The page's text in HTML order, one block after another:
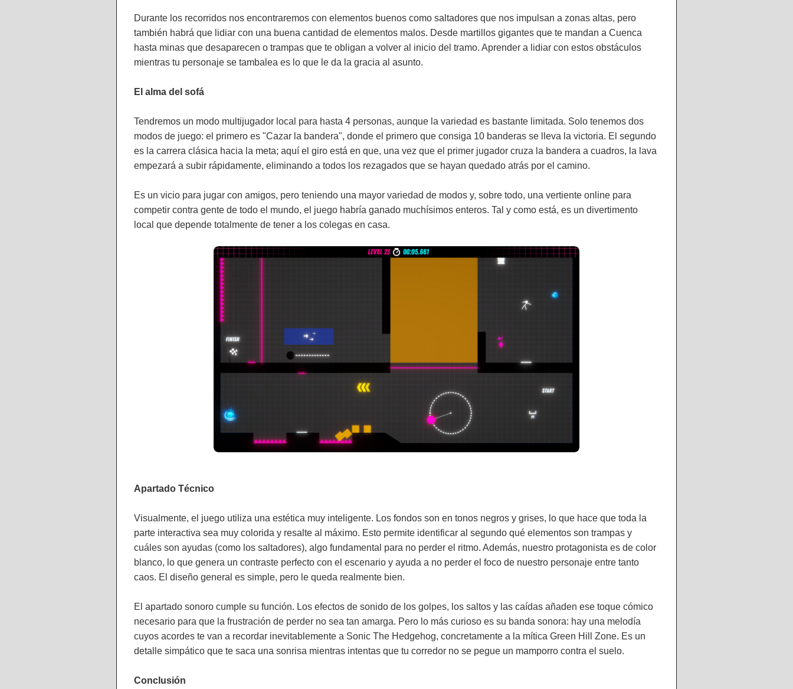
Durante los recorridos nos encontraremos con elementos buenos como saltadores que nos impulsan a zonas altas, pero
también habrá que lidiar con una buena cantidad de elementos malos. Desde martillos gigantes que te mandan a Cuenca
hasta minas que desaparecen o trampas que te obligan a volver al inicio del tramo. Aprender a lidiar con estos obstáculos
mientras tu personaje se tambalea es lo que le da la gracia al asunto.
El alma del sofá
Tendremos un modo multijugador local para hasta 4 personas, aunque la variedad es bastante limitada. Solo tenemos dos
modos de juego: el primero es "Cazar la bandera", donde el primero que consiga 10 banderas se lleva la victoria. El segundo
es la carrera clásica hacia la meta; aquí el giro está en que, una vez que el primer jugador cruza la bandera a cuadros, la lava
empezará a subir rápidamente, eliminando a todos los rezagados que se hayan quedado atrás por el camino.
Es un vicio para jugar con amigos, pero teniendo una mayor variedad de modos y, sobre todo, una vertiente online para
competir contra gente de todo el mundo, el juego habría ganado muchísimos enteros. Tal y como está, es un divertimento
local que depende totalmente de tener a los colegas en casa.
Apartado Técnico
Visualmente, el juego utiliza una estética muy inteligente. Los fondos son en tonos negros y grises, lo que hace que toda la
parte interactiva sea muy colorida y resalte al máximo. Esto permite identificar al segundo qué elementos son trampas y
cuáles son ayudas (como los saltadores), algo fundamental para no perder el ritmo. Además, nuestro protagonista es de color
blanco, lo que genera un contraste perfecto con el escenario y ayuda a no perder el foco de nuestro personaje entre tanto
caos. El diseño general es simple, pero le queda realmente bien.
El apartado sonoro cumple su función. Los efectos de sonido de los golpes, los saltos y las caídas añaden ese toque cómico
necesario para que la frustración de perder no sea tan amarga. Pero lo más curioso es su banda sonora: hay una melodía
cuyos acordes te van a recordar inevitablemente a Sonic The Hedgehog, concretamente a la mítica Green Hill Zone. Es un
detalle simpático que te saca una sonrisa mientras intentas que tu corredor no se pegue un mamporro contra el suelo.
Conclusión